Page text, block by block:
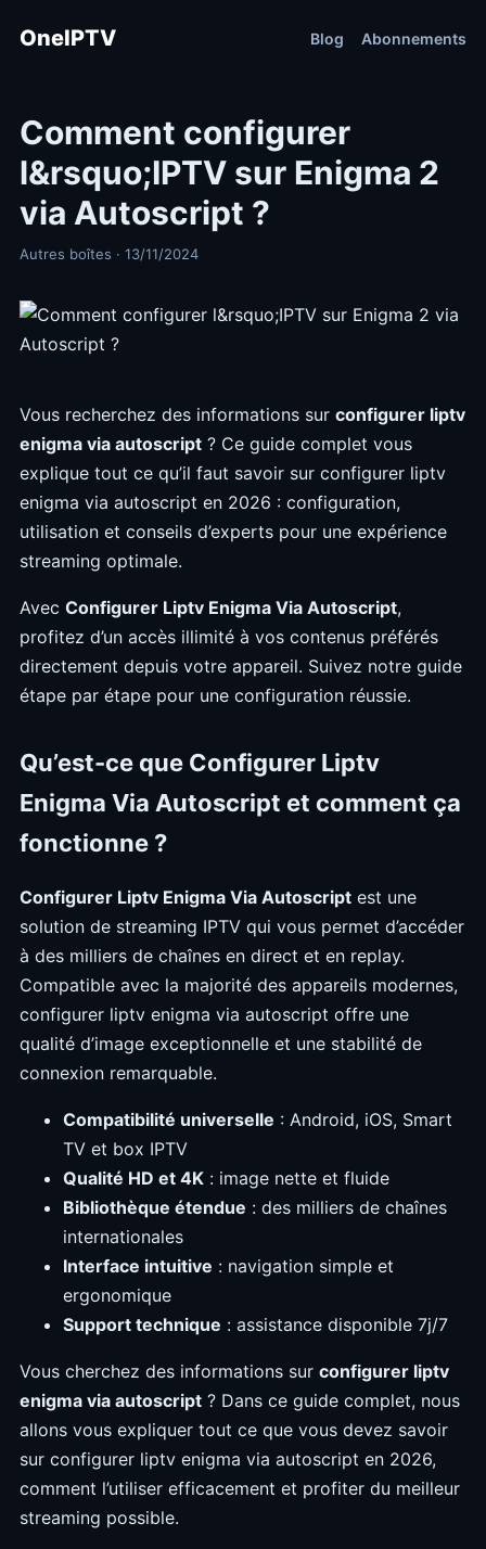
OneIPTV Blog Abonnements
Comment configurer
l&rsquo;IPTV sur Enigma 2
via Autoscript ?
Autres boîtes · 13/11/2024
Vous recherchez des informations sur configurer liptv
enigma via autoscript ? Ce guide complet vous
explique tout ce qu’il faut savoir sur configurer liptv
enigma via autoscript en 2026 : configuration,
utilisation et conseils d’experts pour une expérience
streaming optimale.
Avec Configurer Liptv Enigma Via Autoscript,
profitez d’un accès illimité à vos contenus préférés
directement depuis votre appareil. Suivez notre guide
étape par étape pour une configuration réussie.
Qu’est-ce que Configurer Liptv
Enigma Via Autoscript et comment ça
fonctionne ?
Configurer Liptv Enigma Via Autoscript est une
solution de streaming IPTV qui vous permet d’accéder
à des milliers de chaînes en direct et en replay.
Compatible avec la majorité des appareils modernes,
configurer liptv enigma via autoscript offre une
qualité d’image exceptionnelle et une stabilité de
connexion remarquable.
Compatibilité universelle : Android, iOS, Smart
TV et box IPTV
Qualité HD et 4K : image nette et fluide
Bibliothèque étendue : des milliers de chaînes
internationales
Interface intuitive : navigation simple et
ergonomique
Support technique : assistance disponible 7j/7
Vous cherchez des informations sur configurer liptv
enigma via autoscript ? Dans ce guide complet, nous
allons vous expliquer tout ce que vous devez savoir
sur configurer liptv enigma via autoscript en 2026,
comment l’utiliser efficacement et profiter du meilleur
streaming possible.